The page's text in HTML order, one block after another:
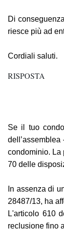
Di
riesce più ad
Cordiali saluti.
RISPOSTA
Se il tuo
condominio. La
70 delle
In assenza di
28487/13, ha
L'articolo 610
reclusione fino